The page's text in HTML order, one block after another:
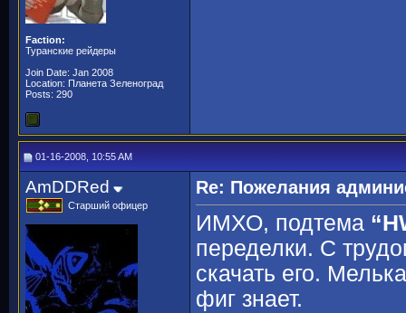
Faction:
Туранские рейдеры
Join Date: Jan 2008
Location: Планета Зеленоград
Posts: 290
01-16-2008, 10:55 AM
AmDDRed
Старший офицер
Re: Пожелания
ИМХО, подтема
переделки. С
скачать его.
фиг знает.